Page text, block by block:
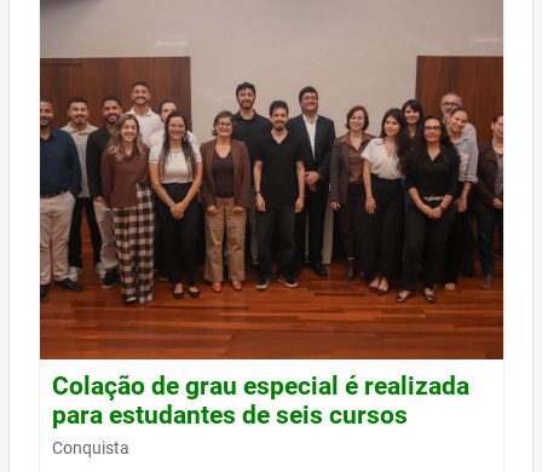
Colação de grau especial é realizada
para estudantes de seis cursos
Conquista